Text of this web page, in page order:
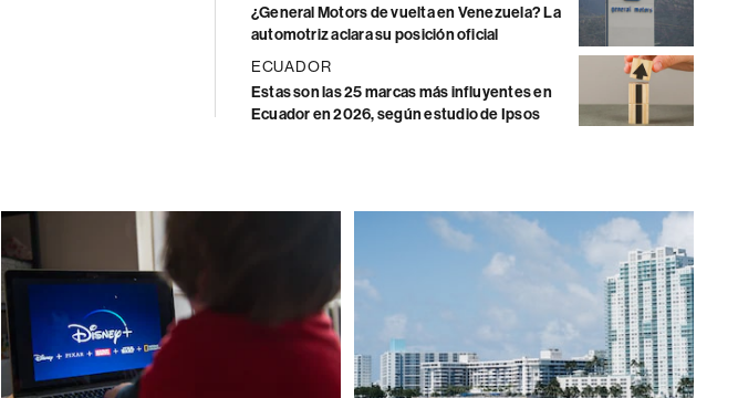
¿General Motors de vuelta en Venezuela? La
automotriz aclara su posición oficial
ECUADOR
Estas son las 25 marcas más influyentes en
Ecuador en 2026, según estudio de Ipsos